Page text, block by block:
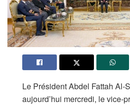
Le Président Abdel Fattah Al-
aujourd’hui mercredi, le vice-